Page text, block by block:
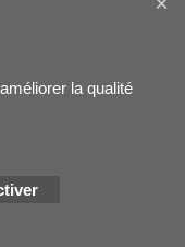
ShopFactory
la qualité